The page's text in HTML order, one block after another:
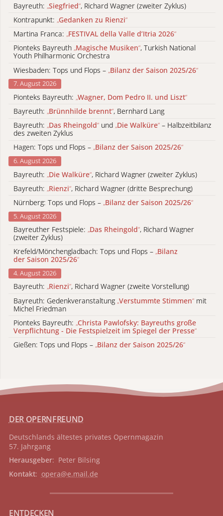
Bayreuth: „Siegfried“, Richard Wagner (zweiter Zyklus)
Kontrapunkt: „Gedanken zu Rienzi“
Martina Franca: „FESTIVAL della Valle d’Itria 2026“
Pionteks Bayreuth „Magische Musiken“, Turkish National
Youth Philharmonic Orchestra
Wiesbaden: Tops und Flops – „Bilanz der Saison 2025/26“
7. August 2026
Pionteks Bayreuth: „Wagner, Dom Pedro II. und Liszt“
Bayreuth: „Brünnhilde brennt“, Bernhard Lang
Bayreuth: „Das Rheingold“ und „Die Walküre“ – Halbzeitbilanz
des zweiten Zyklus
Hagen: Tops und Flops – „Bilanz der Saison 2025/26“
6. August 2026
Bayreuth: „Die Walküre“, Richard Wagner (zweiter Zyklus)
Bayreuth: „Rienzi“, Richard Wagner (dritte Besprechung)
Nürnberg: Tops und Flops – „Bilanz der Saison 2025/26“
5. August 2026
Bayreuther Festspiele: „Das Rheingold“, Richard Wagner
(zweiter Zyklus)
Krefeld/Mönchengladbach: Tops und Flops – „Bilanz
der Saison 2025/26“
4. August 2026
Bayreuth: „Rienzi“, Richard Wagner (zweite Vorstellung)
Bayreuth: Gedenkveranstaltung „Verstummte Stimmen“ mit
Michel Friedman
Pionteks Bayreuth: „Christa Pawlofsky: Bayreuths große
Verpflichtung - Die Festspielzeit im Spiegel der Presse“
Gießen: Tops und Flops – „Bilanz der Saison 2025/26“
DER OPERNFREUND
Deutschlands ältestes privates Opernmagazin
57. Jahrgang
Herausgeber: Peter Bilsing
Kontakt: opera@e.mail.de
ENTDECKEN